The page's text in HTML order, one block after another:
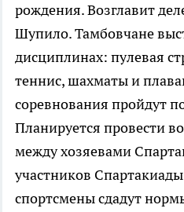
рождения. Возглавит
Шупило. Тамбовчане
дисциплинах: пулевая
теннис, шахматы и
соревнования пройдут
Планируется провести
между хозяевами
участников
спортсмены сдадут